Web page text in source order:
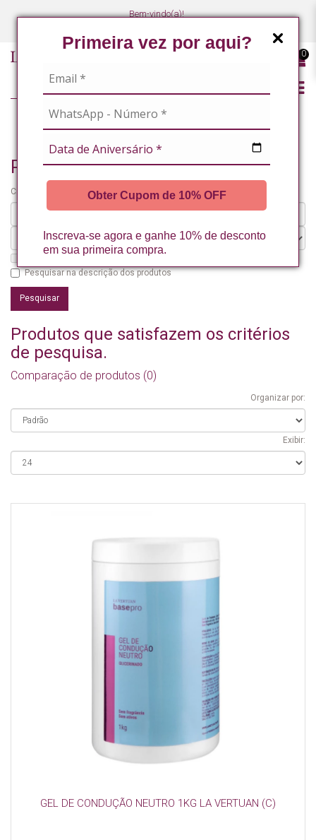
Primeira vez por aqui?
Obter Cupom de 10% OFF
Inscreva-se agora e ganhe 10% de desconto
em sua primeira compra.
Bem-vindo(a)!
0
Pesquisando por
Critérios da pesquisa:
Pesquisar nos subdepartamentos
Pesquisar na descrição dos produtos
Produtos que satisfazem os critérios
de pesquisa.
Comparação de produtos (0)
Organizar por:
Exibir:
GEL DE CONDUÇÃO NEUTRO 1KG LA VERTUAN (C)